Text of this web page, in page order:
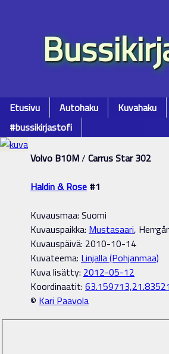
Etusivu Autohaku Kuvahaku
#bussikirjastofi
Volvo B10M/ Carrus Star 302
Haldin & Rose #1
Kuvausmaa: Suomi
Kuvauspaikka: Mustasaari,
Kuvauspäivä: 2010-10-14
Kuvateema: Linjalla (Pohjanmaa)
Kuva lisätty: 2012-05-12
Koordinaatit:
© Kari Paavola